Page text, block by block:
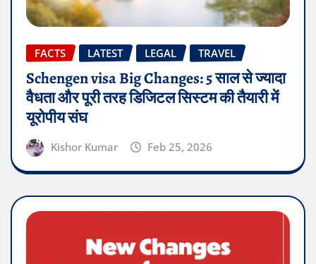
FACTS LATEST LEGAL TRAVEL
Schengen visa Big Changes: 5 साल से ज्यादा
वैधता और पूरी तरह डिजिटल सिस्टम की तैयारी में
यूरोपीय संघ
Kishor Kumar Feb 25, 2026